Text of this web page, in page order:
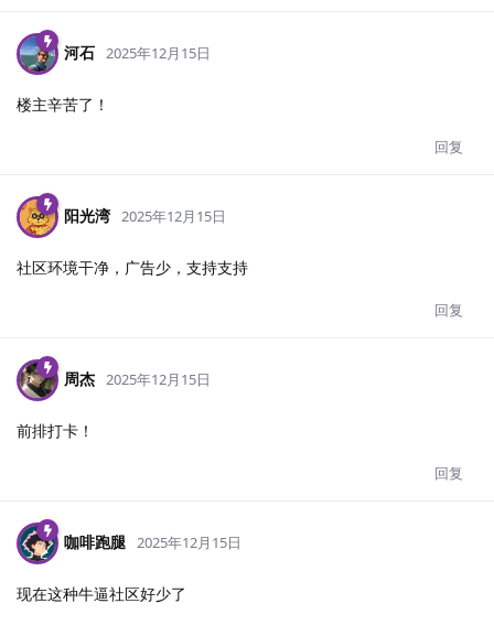
河石 2025年12月15日
楼主辛苦了！
回复
阳光湾 2025年12月15日
社区环境干净，广告少，支持支持
回复
周杰 2025年12月15日
前排打卡！
回复
咖啡跑腿 2025年12月15日
现在这种牛逼社区好少了